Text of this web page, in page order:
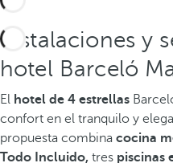
Instalaciones y
hotel Barceló
El hotel de 4 estrellas
confort en el tranquilo y
propuesta combina cocina
Todo Incluido, tres piscinas